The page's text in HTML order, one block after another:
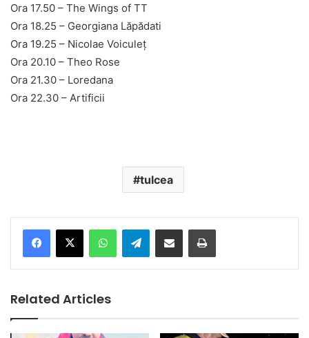
Ora 17.50 – The Wings of TT
Ora 18.25 – Georgiana Lăpădati
Ora 19.25 – Nicolae Voiculeț
Ora 20.10 – Theo Rose
Ora 21.30 – Loredana
Ora 22.30 – Artificii
tulcea
Telegram
Related Articles